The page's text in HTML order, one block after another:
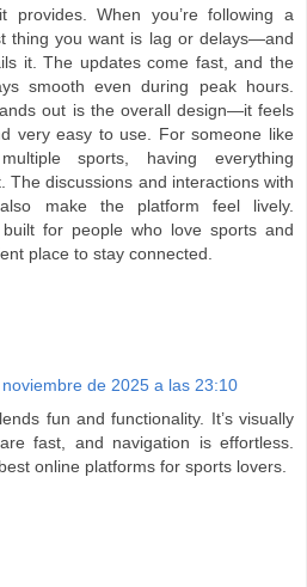
provides. When you’re following a
thing you want is lag or delays—and
it. The updates come fast, and the
smooth even during peak hours.
out is the overall design—it feels
very easy to use. For someone like
sports, having everything
The discussions and interactions with
make the platform feel lively.
for people who love sports and
place to stay connected.
de 2025 a las 23:10
fun and functionality. It’s visually
fast, and navigation is effortless.
online platforms for sports lovers.